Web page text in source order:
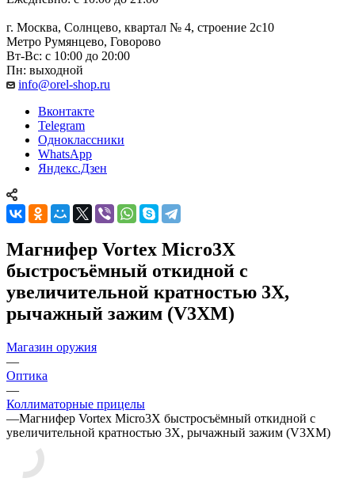
г. Москва, Солнцево, квартал № 4, строение 2с10
Метро Румянцево, Говорово
Вт-Вс: с 10:00 до 20:00
Пн: выходной
info@orel-shop.ru
Вконтакте
Telegram
Одноклассники
WhatsApp
Яндекс.Дзен
Магнифер Vortex Micro3X
быстросъёмный откидной с
увеличительной кратностью 3Х,
рычажный зажим (V3XM)
Магазин оружия
—
Оптика
—
Коллиматорные прицелы
—Магнифер Vortex Micro3X быстросъёмный откидной с
увеличительной кратностью 3Х, рычажный зажим (V3XM)